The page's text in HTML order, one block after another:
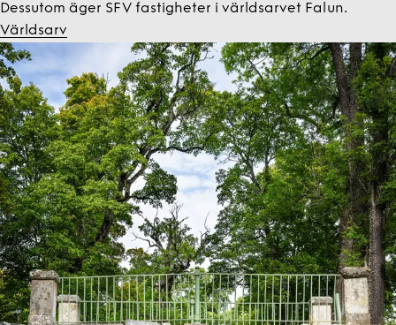
Dessutom äger SFV fastigheter i världsarvet Falun.
Världsarv